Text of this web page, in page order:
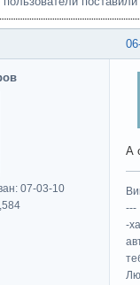
07-03-10
А
---
-